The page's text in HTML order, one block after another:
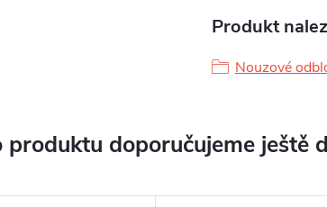
Produkt
Nouzové
produktu doporučujeme ještě